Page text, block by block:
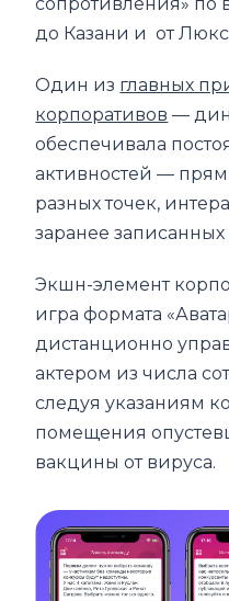
до Казани и от
Один из главных
корпоративов —
обеспечивала
активностей —
разных точек,
заранее
Экшн-элемент
игра формата
дистанционно
актером из числа
следуя указаниям
помещения
вакцины от вируса.